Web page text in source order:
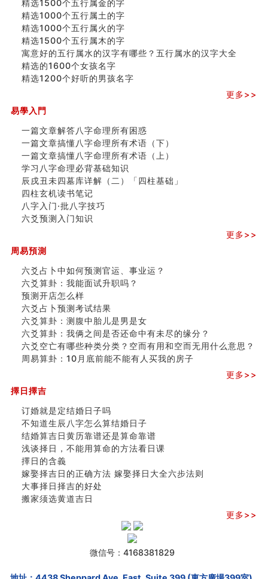
精选1500个五行属金的字
精选1000个五行属土的字
精选1000个五行属火的字
精选1500个五行属木的字
寓意好的五行属水的汉字有哪些？五行属水的汉字大全
精选的1600个女孩名字
精选1200个好听的男孩名字
更多>>
易學入門
一篇文章解答八字命理所有困惑
一篇文章搞懂八字命理所有术语（下）
一篇文章搞懂八字命理所有术语（上）
学习八字命理必背基础知识
辰戌丑未四墓库详解（二）「四柱基础」
四柱玄机读书笔记
八字入门·批八字技巧
六爻预测入门知识
更多>>
周易預測
六爻占卜中如何预测官运、事业运？
六爻算卦：我能面试升职吗？
预测开店怎么样
六爻占卜预测考试结果
六爻算卦：测腹中胎儿是男是女
六爻算卦：我俩之间是否还命中有未尽的缘分？
六爻空亡有哪些种类分类？空而有用和空而无用什么意思？
周易算卦：10月底前能不能有人买我的房子
更多>>
擇日擇吉
订婚就是定结婚日子吗
不知道生辰八字怎么算结婚日子
结婚算吉日黄历靠谱还是算命靠谱
浅谈择日，不能用算命的方法看日课
擇日的含義
嫁娶择吉日的正确方法 嫁娶择日大全六步法则
大事择日择吉的好处
搬家须选黄道吉日
更多>>
微信号：4168381829